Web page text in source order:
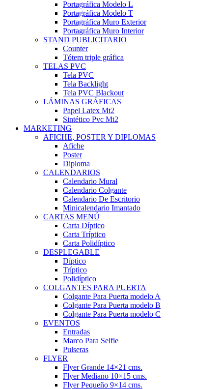
Portagráfica Modelo L
Portagráfica Modelo T
Portagráfica Muro Exterior
Portagráfica Muro Interior
STAND PUBLICITARIO
Counter
Tótem triple gráfica
TELAS PVC
Tela PVC
Tela Backlight
Tela PVC Blackout
LÁMINAS GRÁFICAS
Papel Latex Mt2
Sintético Pvc Mt2
MARKETING
AFICHE, POSTER Y DIPLOMAS
Afiche
Poster
Diploma
CALENDARIOS
Calendario Mural
Calendario Colgante
Calendario De Escritorio
Minicalendario Imantado
CARTAS MENÚ
Carta Díptico
Carta Tríptico
Carta Polidíptico
DESPLEGABLE
Díptico
Tríptico
Polidíptico
COLGANTES PARA PUERTA
Colgante Para Puerta modelo A
Colgante Para Puerta modelo B
Colgante Para Puerta modelo C
EVENTOS
Entradas
Marco Para Selfie
Pulseras
FLYER
Flyer Grande 14×21 cms.
Flyer Mediano 10×15 cms.
Flyer Pequeño 9×14 cms.